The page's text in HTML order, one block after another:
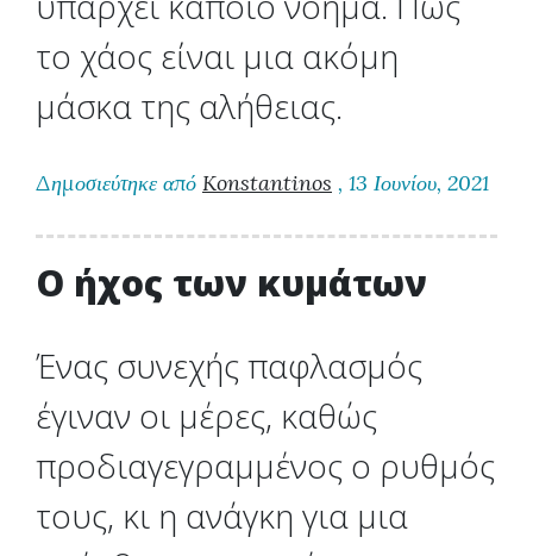
το χάος είναι μια ακόμη
μάσκα της αλήθειας.
Δημοσιεύτηκε από Konstantinos , 13 Ιουνίου, 2021
Ο ήχος των κυμάτων
Ένας συνεχής παφλασμός
έγιναν οι μέρες, καθώς
προδιαγεγραμμένος ο ρυθμός
τους, κι η ανάγκη για μια